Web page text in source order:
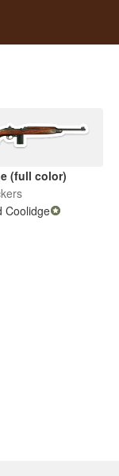
(full color)
Coolidge